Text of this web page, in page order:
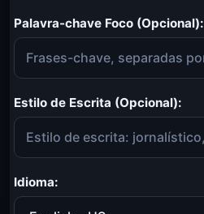
Palavra-chave Foco (Opcional):
Estilo de Escrita (Opcional):
Idioma: